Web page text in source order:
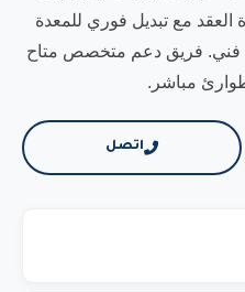
العقد مع تبديل فوري للمعدة
فريق دعم متخصص متاح
اتصل